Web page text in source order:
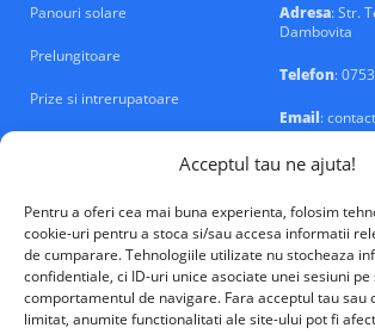
Acceptul tau ne ajuta!
Pentru a oferi cea mai buna experienta, folosim
cookie-uri pentru a stoca si/sau accesa informatii
de cumparare. Tehnologiile utilizate nu stocheaza
confidentiale, ci ID-uri unice asociate unei sesiuni pe
comportamentul de navigare. Fara acceptul tau sau
limitat, anumite functionalitati ale site-ului pot fi
Panouri solare
Prelungitoare
Prize si intrerupatoare
Adresa: Str.
Dambovita
Telefon:
Email:
electrice.ro
VALM Electrical Solutions ©